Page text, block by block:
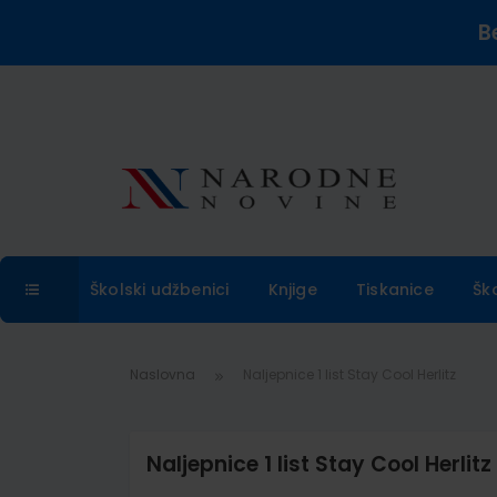
Školski udžbenici Knjige Tiskanice
Naslovna
Naljepnice 1 list Stay Cool Herlitz